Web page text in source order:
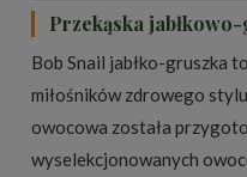
Przekąska
Bob Snail jabłko-gruszka
miłośników zdrowego
owocowa została
wyselekcjonowanych